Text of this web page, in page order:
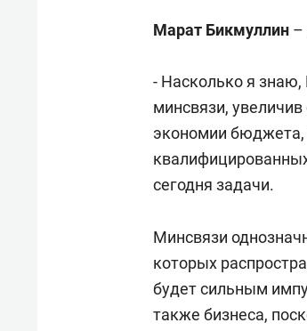
Марат Бикмуллин –
- Насколько я
минсвязи,
экономии бюджета,
сегодня задачи.
Минсвязи
которых
будет сильным
также бизнеса,